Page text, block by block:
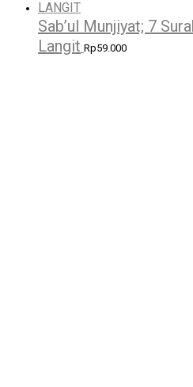
Sab’ul Munjiyat; 7
Langit Rp59.000